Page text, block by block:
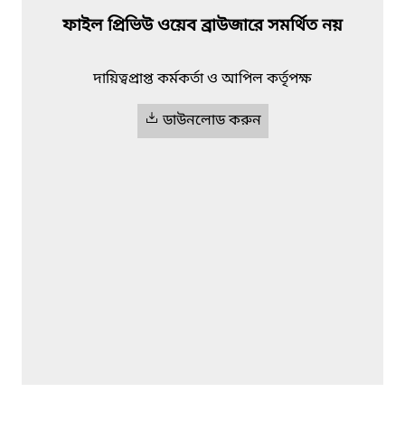
ফাইল প্রিভিউ ওয়েব ব্রাউজারে সমর্থিত নয়
দায়িত্বপ্রাপ্ত কর্মকর্তা ও আপিল কর্তৃপক্ষ
ডাউনলোড করুন